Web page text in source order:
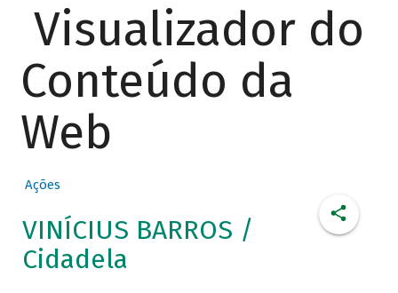
Visualizador do
Conteúdo da
Web
Ações
VINÍCIUS BARROS /
Cidadela